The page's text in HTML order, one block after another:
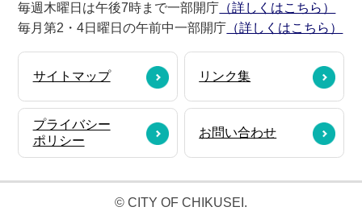
毎週木曜日は午後7時まで一部開庁 （詳しくはこちら）
毎月第2・4日曜日の午前中一部開庁 （詳しくはこちら）
サイトマップ リンク集
プライバシー
ポリシー
お問い合わせ
© CITY OF CHIKUSEI.